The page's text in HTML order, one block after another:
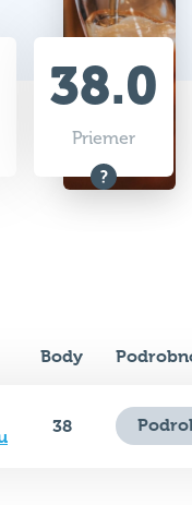
38.0
Priemer
Body
38